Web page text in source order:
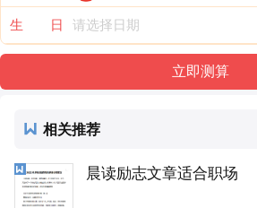
生 日
相关推荐
晨读励志文章适合职场